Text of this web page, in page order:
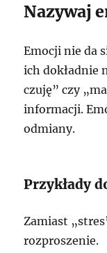
Nazywaj
Emocji nie da
ich dokładnie
czuję” czy
informacji.
odmiany.
Przykłady
Zamiast
rozproszenie.